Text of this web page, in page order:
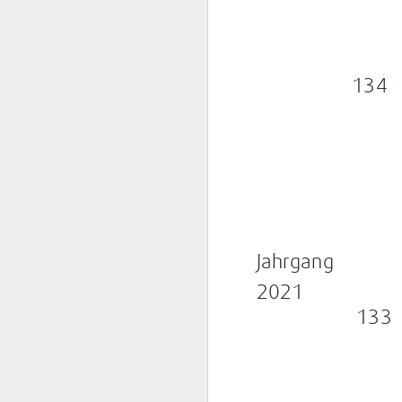
134
Jahrgang
2021
133